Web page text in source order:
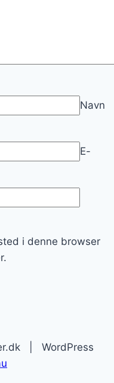
Navn
E-
i denne browser
| WordPress